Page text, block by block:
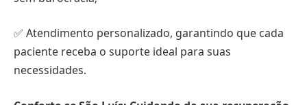
✅ Atendimento personalizado, garantindo que cada
paciente receba o suporte ideal para suas
necessidades.